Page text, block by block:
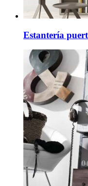
Estantería